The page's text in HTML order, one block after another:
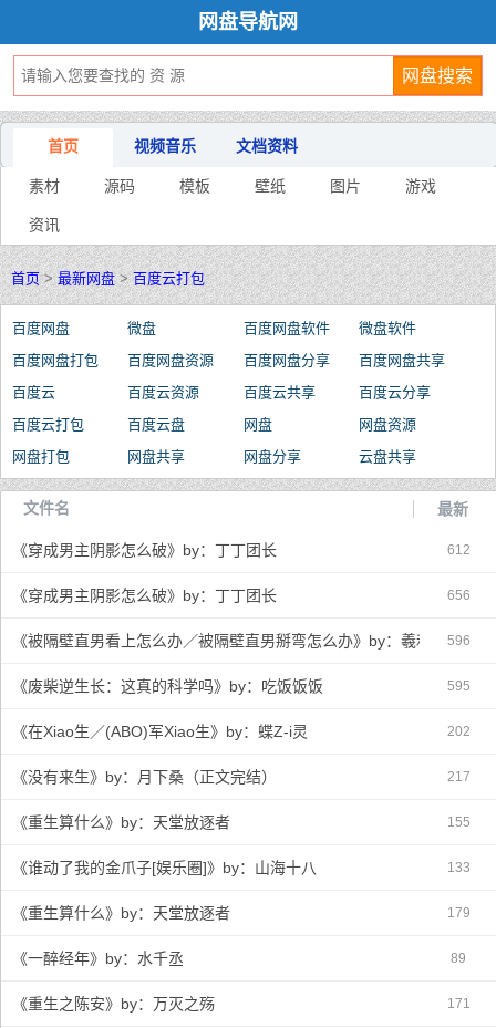
网盘导航网
首页 视频音乐 文档资料
素材 源码 模板 壁纸 图片 游戏
资讯
首页>最新网盘>百度云打包
百度网盘 微盘 百度网盘软件
微盘软件
百度网盘打包
百度网盘资源 百度网盘分享
百度网盘共享
百度云
百度云资源 百度云共享
百度云分享
百度云打包
百度云盘 网盘
网盘资源
网盘打包
网盘共享 网盘分享
云盘共享
云盘分享
网盘云 云盘
云盘资源
共享软件
绿色软件
软件资源
打包 度盘
微盘共享
微盘分享 微盘打包
文件名 最新
《穿成男主阴影怎么破》by：丁丁团长 612
《穿成男主阴影怎么破》by：丁丁团长 656
《被隔壁直男看上怎么办／被隔壁直男掰弯怎么办》by：羲和清零
596
《废柴逆生长：这真的科学吗》by：吃饭饭饭 595
《在Xiao生／(ABO)军Xiao生》by：蝶Z-i灵 202
《没有来生》by：月下桑（正文完结） 217
《重生算什么》by：天堂放逐者 155
《谁动了我的金爪子[娱乐圈]》by：山海十八 133
《重生算什么》by：天堂放逐者 179
《一醉经年》by：水千丞 89
《重生之陈安》by：万灭之殇 171